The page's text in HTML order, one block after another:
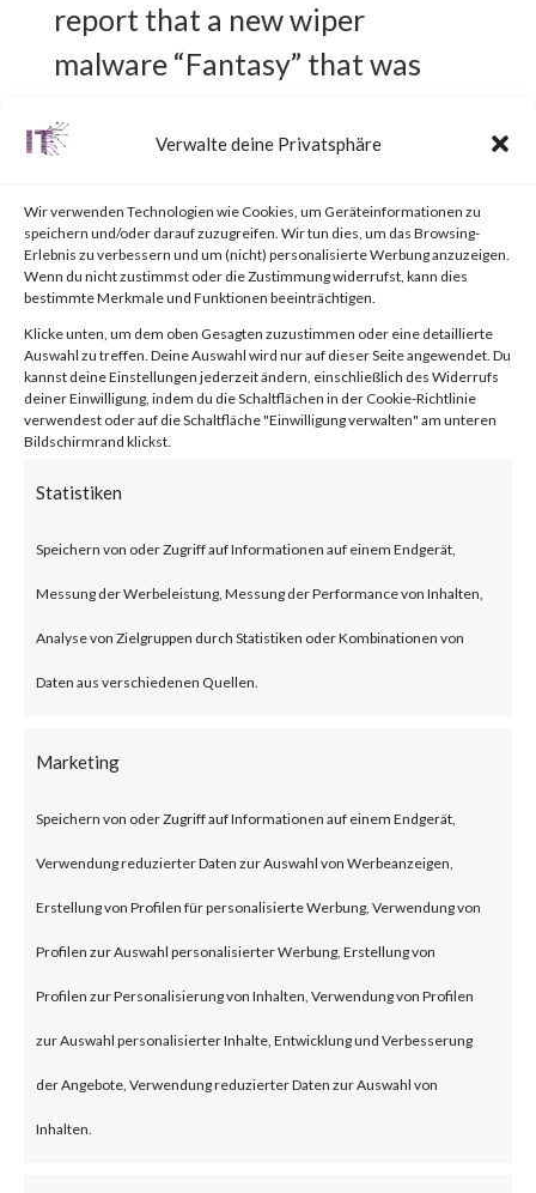
Verwalte deine Privatsphäre
Wir verwenden Technologien wie Cookies, um Geräteinformationen zu
speichern und/oder darauf zuzugreifen. Wir tun dies, um das Browsing-
Erlebnis zu verbessern und um (nicht) personalisierte Werbung anzuzeigen.
Wenn du nicht zustimmst oder die Zustimmung widerrufst, kann dies
bestimmte Merkmale und Funktionen beeinträchtigen.
Klicke unten, um dem oben Gesagten zuzustimmen oder eine detaillierte
Auswahl zu treffen. Deine Auswahl wird nur auf dieser Seite angewendet. Du
kannst deine Einstellungen jederzeit ändern, einschließlich des Widerrufs
deiner Einwilligung, indem du die Schaltflächen in der Cookie-Richtlinie
verwendest oder auf die Schaltfläche "Einwilligung verwalten" am unteren
Bildschirmrand klickst.
Statistiken
Speichern von oder Zugriff auf Informationen auf einem Endgerät,
Messung der Werbeleistung, Messung der Performance von Inhalten,
Analyse von Zielgruppen durch Statistiken oder Kombinationen von
Daten aus verschiedenen Quellen.
Marketing
Speichern von oder Zugriff auf Informationen auf einem Endgerät,
Verwendung reduzierter Daten zur Auswahl von Werbeanzeigen,
Erstellung von Profilen für personalisierte Werbung, Verwendung von
Profilen zur Auswahl personalisierter Werbung, Erstellung von
Profilen zur Personalisierung von Inhalten, Verwendung von Profilen
zur Auswahl personalisierter Inhalte, Entwicklung und Verbesserung
der Angebote, Verwendung reduzierter Daten zur Auswahl von
Inhalten.
report that a new wiper
malware “Fantasy” that was
leveraging an unidentified
software commonly used in the
diamond industry. The report
states that Fantasy wiper
victims were observed in South
Africa, Israel, and Hong Kong.
The wiper malware reportedly
for files to overwrite and
delete.Why is this Significant?
This is significant because
Fantasy is a new wiper malware
that overwrites and deletes files
have victimized multiple
organizations. Fantasy wiper is
believed to have been deployed
to the victims’ machines
through update mechanism of
an unidentified software
commonly used in the diamond
industry, which classifies the
attack as a supply-chain